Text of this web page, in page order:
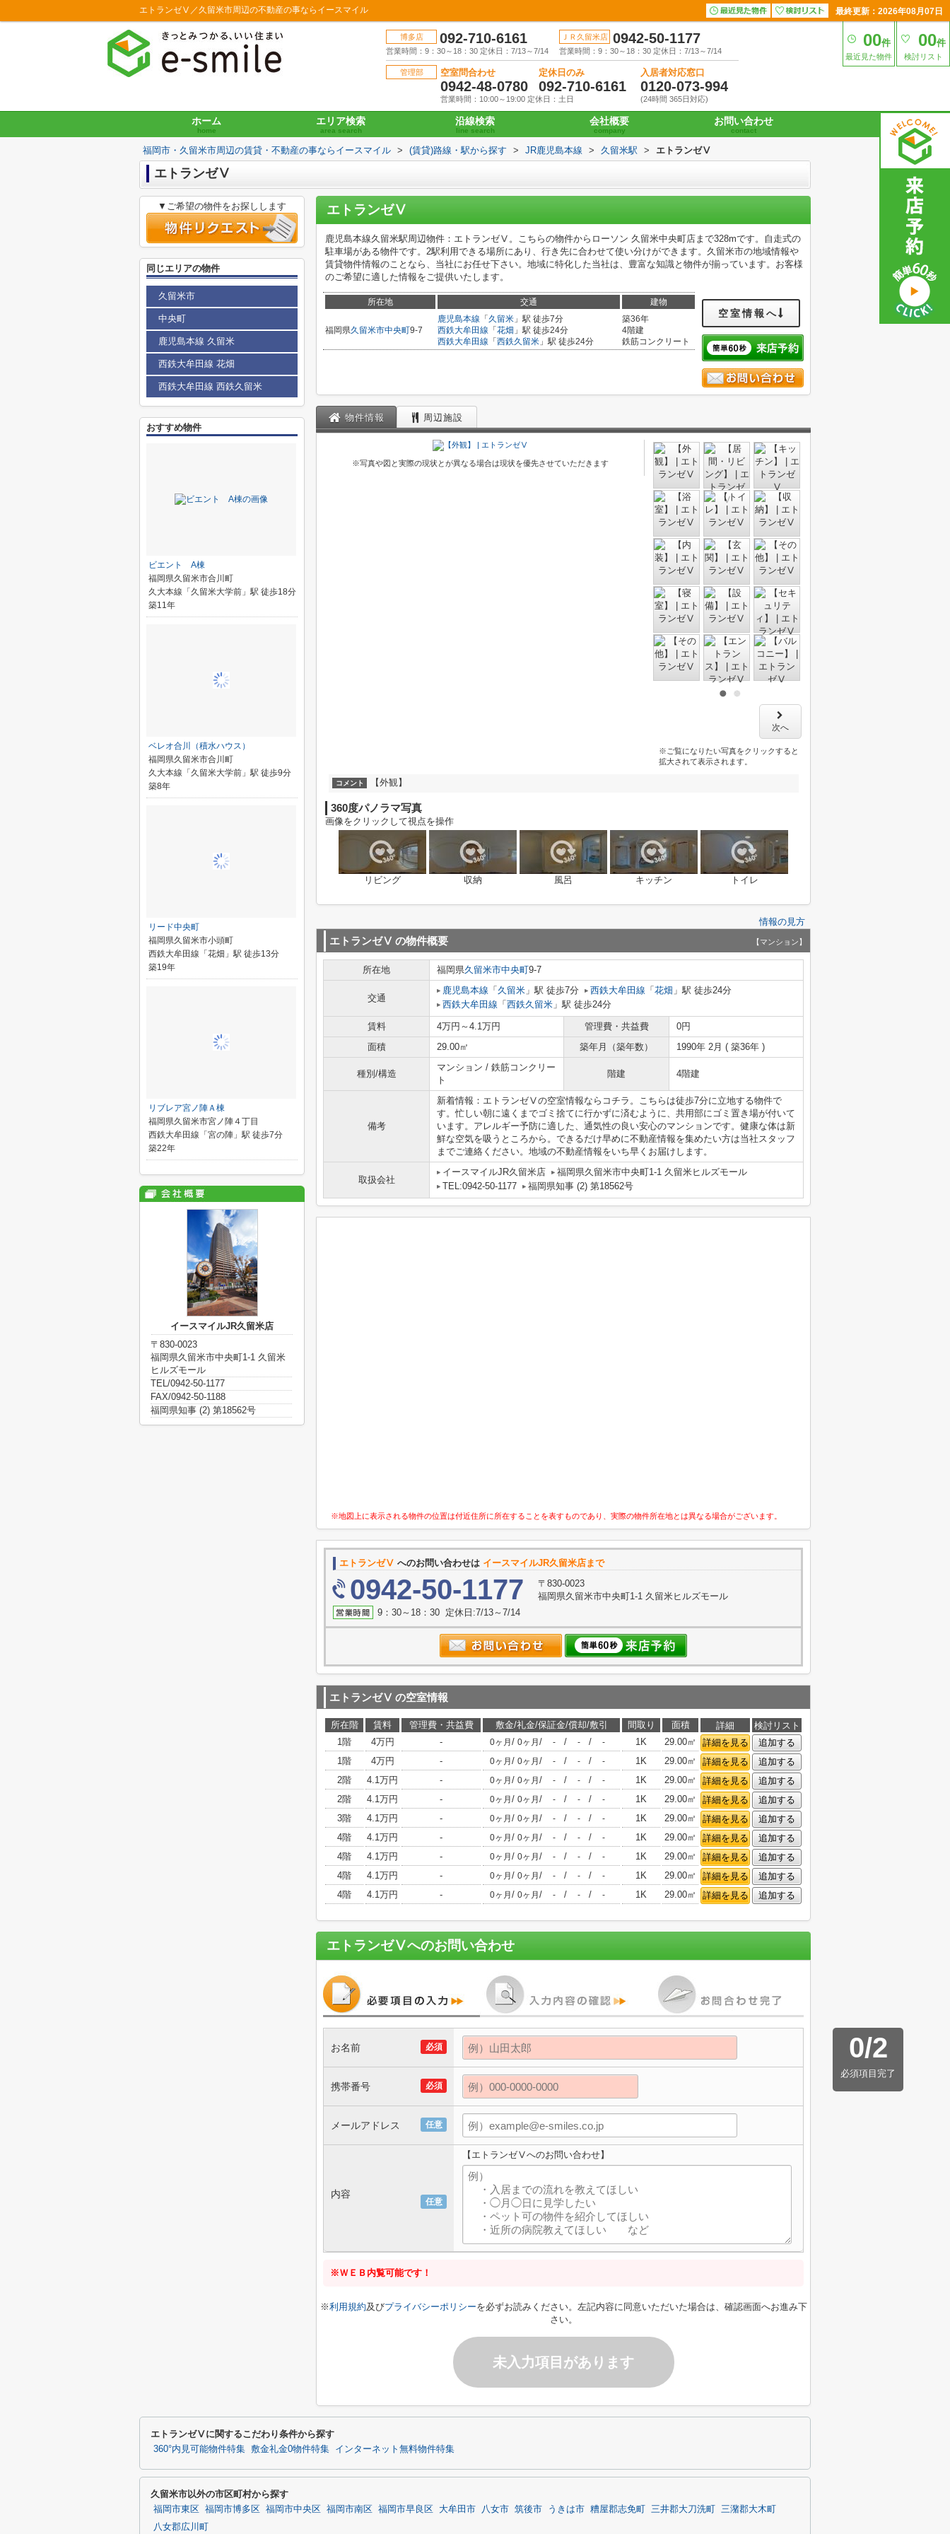
エトランゼⅤ／久留米市周辺の不動産の事ならイースマイル 最終更新：2026年08月07日
博多店 092-710-6161
営業時間：9：30～18：30 定休日：7/13～7/14
ＪＲ久留米店 0942-50-1177
営業時間：9：30～18：30 定休日：7/13～7/14
管理部 空室問合わせ
0942-48-0780
定休日のみ
092-710-6161
営業時間：10:00～19:00 定休日：土日
入居者対応窓口
0120-073-994
(24時間 365日対応)
00件
最近見た物件
00件
検討リスト
ホーム
home
エリア検索
area search
沿線検索
line search
会社概要
company
お問い合わせ
contact
福岡市・久留米市周辺の賃貸・不動産の事ならイースマイル > (賃貸)路線・駅から探す > JR鹿児島本線 > 久留米駅 > エトランゼⅤ
エトランゼⅤ
エトランゼⅤ
鹿児島本線久留米駅周辺物件：エトランゼⅤ。こちらの物件からローソン 久留米中央町店まで328mです。自走式の
駐車場がある物件です。2駅利用できる場所にあり、行き先に合わせて使い分けができます。久留米市の地域情報や
賃貸物件情報のことなら、当社にお任せ下さい。地域に特化した当社は、豊富な知識と物件が揃っています。お客様
のご希望に適した情報をご提供いたします。
所在地 交通 建物
福岡県久留米市中央町9-7
鹿児島本線 「 久留米 」駅 徒歩7分
西鉄大牟田線 「 花畑 」駅 徒歩24分
西鉄大牟田線 「 西鉄久留米 」駅 徒歩24分
築36年
4階建
鉄筋コンクリート
空室情報へ
物件情報 周辺施設
※写真や図と実際の現状とが異なる場合は現状を優先させていただきます
次へ
※ご覧になりたい写真をクリックすると
拡大されて表示されます。
コメント 【外観】
360度パノラマ写真
画像をクリックして視点を操作
リビング 収納 風呂 キッチン トイレ
情報の見方
エトランゼⅤ の物件概要 【マンション】
所在地 福岡県久留米市中央町9-7
交通
鹿児島本線 「 久留米 」駅 徒歩7分 西鉄大牟田線 「 花畑 」駅 徒歩24分
西鉄大牟田線 「 西鉄久留米 」駅 徒歩24分
賃料 4万円～4.1万円 管理費・共益費
0円
面積
29.00㎡ 築年月（築年数） 1990年 2月 ( 築36年 )
種別/構造
マンション / 鉄筋コンクリー
ト
階建 4階建
備考
新着情報：エトランゼⅤの空室情報ならコチラ。こちらは徒歩7分に立地する物件で
す。忙しい朝に遠くまでゴミ捨てに行かずに済むように、共用部にゴミ置き場が付いて
います。アレルギー予防に適した、通気性の良い安心のマンションです。健康な体は新
鮮な空気を吸うところから。できるだけ早めに不動産情報を集めたい方は当社スタッフ
までご連絡ください。地域の不動産情報をいち早くお届けします。
取扱会社
イースマイルJR久留米店
福岡県久留米市中央町1-1 久留米ヒルズモール
TEL:0942-50-1177
福岡県知事 (2) 第18562号
※地図上に表示される物件の位置は付近住所に所在することを表すものであり、実際の物件所在地とは異なる場合がございます。
エトランゼⅤ へのお問い合わせは イースマイルJR久留米店まで
0942-50-1177
〒830-0023
福岡県久留米市中央町1-1 久留米ヒルズモール
9：30～18：30 定休日:7/13～7/14
エトランゼⅤ の空室情報
所在階 賃料 管理費・共益費 敷金/礼金/保証金/償却/敷引 間取り 面積 詳細
検討リスト
1階
4万円 - 0ヶ月 / 0ヶ月 / - / - / - 1K 29.00㎡ 詳細を見る
追加する
1階
4万円 - 0ヶ月 / 0ヶ月 / - / - / - 1K 29.00㎡ 詳細を見る
追加する
2階
4.1万円 - 0ヶ月 / 0ヶ月 / - / - / - 1K 29.00㎡ 詳細を見る
追加する
2階
4.1万円 - 0ヶ月 / 0ヶ月 / - / - / - 1K 29.00㎡ 詳細を見る
追加する
3階
4.1万円 - 0ヶ月 / 0ヶ月 / - / - / - 1K 29.00㎡ 詳細を見る
追加する
4階
4.1万円 - 0ヶ月 / 0ヶ月 / - / - / - 1K 29.00㎡ 詳細を見る
追加する
4階
4.1万円 - 0ヶ月 / 0ヶ月 / - / - / - 1K 29.00㎡ 詳細を見る
追加する
4階
4.1万円 - 0ヶ月 / 0ヶ月 / - / - / - 1K 29.00㎡ 詳細を見る
追加する
4階
4.1万円 - 0ヶ月 / 0ヶ月 / - / - / - 1K 29.00㎡ 詳細を見る 追加する
エトランゼⅤへのお問い合わせ
0/2
必須項目完了
必須
お名前
必須
携帯番号
任意
メールアドレス
任意
内容
【エトランゼⅤへのお問い合わせ】
※ＷＥＢ内覧可能です！
※利用規約及びプライバシーポリシーを必ずお読みください。左記内容に同意いただいた場合は、確認画面へお進み下
さい。
未入力項目があります
▼ご希望の物件をお探しします
同じエリアの物件
久留米市
中央町
鹿児島本線 久留米
西鉄大牟田線 花畑
西鉄大牟田線 西鉄久留米
おすすめ物件
ビエント A棟
福岡県久留米市合川町
久大本線「久留米大学前」駅 徒歩18分
築11年
ベレオ合川（積水ハウス）
福岡県久留米市合川町
久大本線「久留米大学前」駅 徒歩9分
築8年
リード中央町
福岡県久留米市小頭町
西鉄大牟田線「花畑」駅 徒歩13分
築19年
リブレア宮ノ陣Ａ棟
福岡県久留米市宮ノ陣４丁目
西鉄大牟田線「宮の陣」駅 徒歩7分
築22年
イースマイルJR久留米店
〒830-0023
福岡県久留米市中央町1-1 久留米
ヒルズモール
TEL/0942-50-1177
FAX/0942-50-1188
福岡県知事 (2) 第18562号
エトランゼⅤに関するこだわり条件から探す
360°内見可能物件特集 敷金礼金0物件特集 インターネット無料物件特集
久留米市以外の市区町村から探す
福岡市東区 福岡市博多区 福岡市中央区 福岡市南区 福岡市早良区 大牟田市 八女市 筑後市 うきは市 糟屋郡志免町 三井郡大刀洗町
三潴郡大木町
八女郡広川町